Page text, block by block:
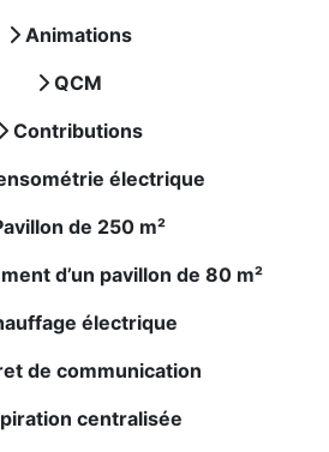
Animations
QCM
Contributions
électrique
de 250 m²
d’un pavillon de 80 m²
électrique
de communication
centralisée